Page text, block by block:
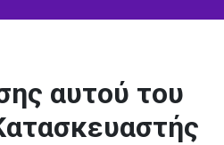
αυτού του